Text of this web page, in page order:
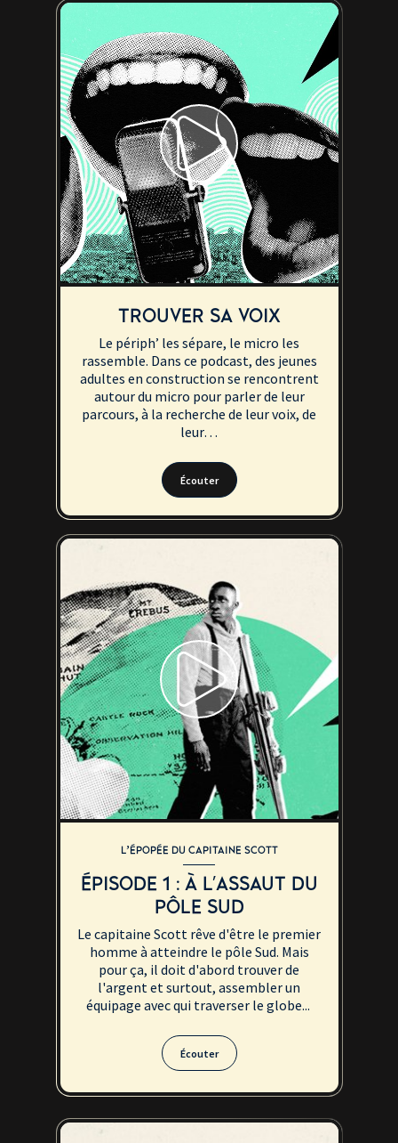
TROUVER SA VOIX
Le périph’ les sépare, le micro les
rassemble. Dans ce podcast, des jeunes
adultes en construction se rencontrent
autour du micro pour parler de leur
parcours, à la recherche de leur voix, de
leur…
Écouter
L’ÉPOPÉE DU CAPITAINE SCOTT
ÉPISODE 1 : À L'ASSAUT DU
PÔLE SUD
Le capitaine Scott rêve d'être le premier
homme à atteindre le pôle Sud. Mais
pour ça, il doit d'abord trouver de
l'argent et surtout, assembler un
équipage avec qui traverser le globe...
Écouter